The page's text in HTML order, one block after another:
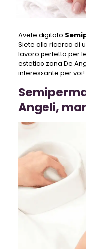
Avete digitato S
Siete alla ricerca di
lavoro perfetto per
estetico zona De
interessante per voi!
Angeli,